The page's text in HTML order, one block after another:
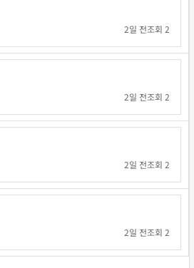
2일 전조회 2
2일 전조회 2
2일 전조회 2
2일 전조회 2